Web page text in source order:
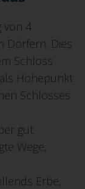
von 4
Dörfern. Dies
Schloss
Höhepunkt
Schlosses
gut
Wege,
Erbe,